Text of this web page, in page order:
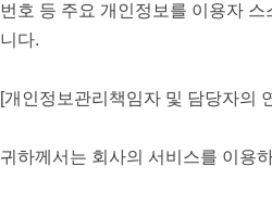
번호 등 주요 개인정보를 이용자
니다.
[개인정보관리책임자 및 담당자의
귀하께서는 회사의 서비스를 이용